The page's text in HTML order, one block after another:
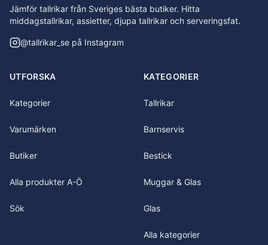
Jämför tallrikar från Sveriges bästa butiker. Hitta
middagstallrikar, assietter, djupa tallrikar och serveringsfat.
@tallrikar_se på Instagram
UTFORSKA
Kategorier
Varumärken
Butiker
Alla produkter A-Ö
Sök
KATEGORIER
Tallrikar
Barnservis
Bestick
Muggar & Glas
Glas
Alla kategorier